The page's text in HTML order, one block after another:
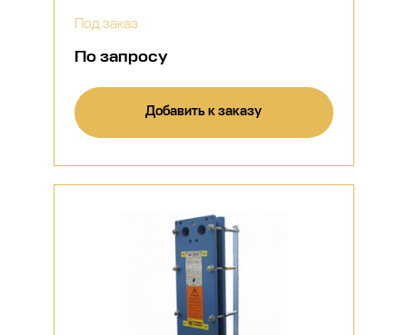
Под заказ
По запросу
Добавить к заказу